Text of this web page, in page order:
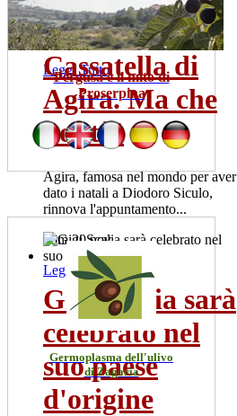
pazienti ricoverata...
mer 22 lug
Leggi Tutto
Cassatella di
Agira. Ma che
bontà!
Agira, famosa nel mondo per aver
dato i natali a Diodoro Siculo,
rinnova l'appuntamento...
dom 20 nov
Leggi Tutto
Gigi Scalia sarà
celebrato nel
suo paese
d'origine
Pergusa e il mito di
Proserpina
Germoplasma dell'ulivo
di Zagaria